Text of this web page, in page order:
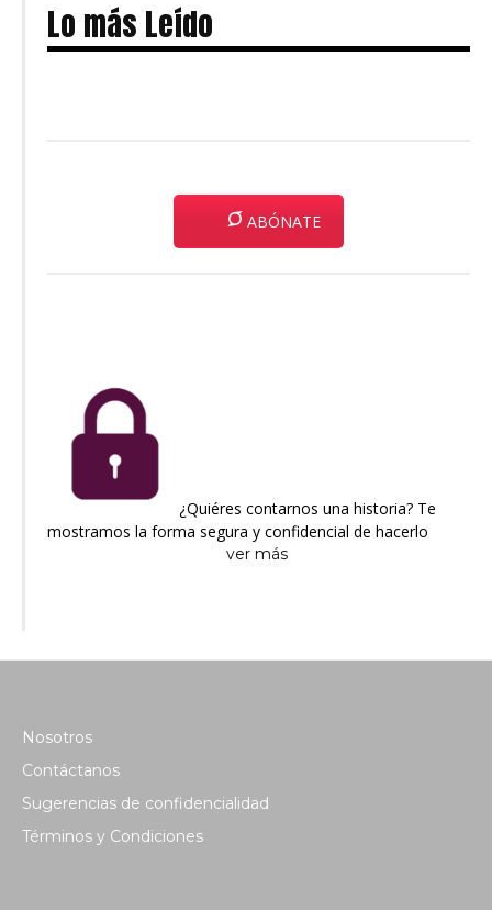
Lo más Leído
ABÓNATE
¿Quiéres contarnos una historia? Te
mostramos la forma segura y confidencial de hacerlo
ver más
Nosotros
Contáctanos
Sugerencias de confidencialidad
Términos y Condiciones